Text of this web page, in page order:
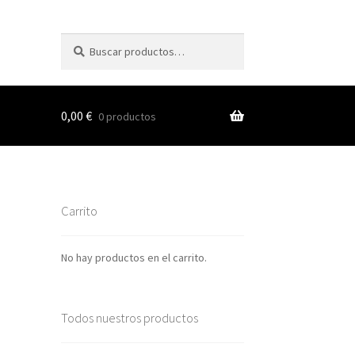
por:
0,00 € 0 productos
Carrito
No hay productos en el carrito.
Todos nuestros productos